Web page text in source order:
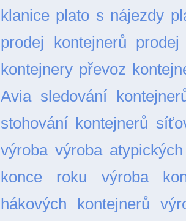
klanice plato s nájezdy
prodej kontejnerů
kontejnery převoz
Avia sledování
stohování kontejnerů
výroba výroba
konce roku
výroba
hákových kontejnerů